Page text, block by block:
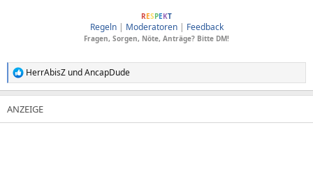
RESPEKT
Regeln| Moderatoren| Feedback
Fragen, Sorgen, Nöte, Anträge? Bitte DM!
R
e
a
k
t
HerrAbisZ undAncapDude